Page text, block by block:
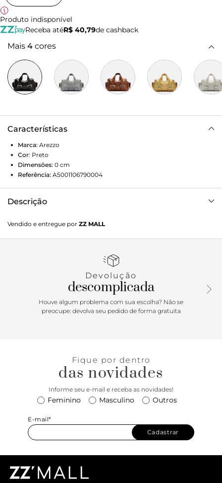
Produto indisponível
Receba atéR$ 40,79de cashback
Mais 4 cores
Características
Marca: Arezzo
Cor: Preto
Dimensões: 0 cm
Referência: A5001106790004
Descrição
formato estruturado, laterais arredondadas e acabamento
liso. Traz duas alças de mão em tiras largas e reguláveis,
regulável e removível. Possui fecho superior em zíper e
Vendido e entregue por ZZ MALL
Devolução
descomplicada
Houve algum problema com sua escolha? Não se
preocupe: devolva seu pedido de forma gratuita
Fique por dentro
das novidades
Informe seu e-mail e receba as novidades!
Feminino Masculino Outros
E-mail*
Cadastrar